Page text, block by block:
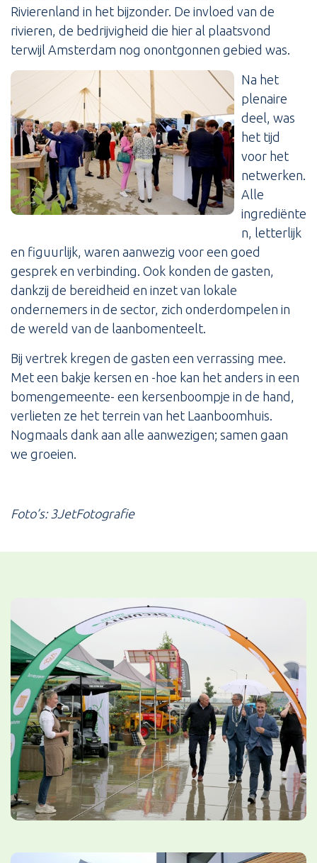
Rivierenland in het bijzonder. De invloed van de
rivieren, de bedrijvigheid die hier al plaatsvond
terwijl Amsterdam nog onontgonnen gebied was.
Na het
plenaire
deel, was
het tijd
voor het
netwerken.
Alle
ingrediënte
n, letterlijk
en figuurlijk, waren aanwezig voor een goed
gesprek en verbinding. Ook konden de gasten,
dankzij de bereidheid en inzet van lokale
ondernemers in de sector, zich onderdompelen in
de wereld van de laanbomenteelt.
Bij vertrek kregen de gasten een verrassing mee.
Met een bakje kersen en -hoe kan het anders in een
bomengemeente- een kersenboompje in de hand,
verlieten ze het terrein van het Laanboomhuis.
Nogmaals dank aan alle aanwezigen; samen gaan
we groeien.
Foto’s: 3JetFotografie